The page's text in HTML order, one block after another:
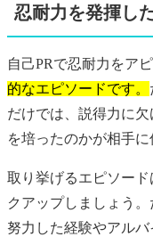
忍耐力を発揮し
自己PRで忍耐力をア
的なエピソードです。
だけでは、説得力に
を培ったのかが相手に
取り挙げるエピソード
クアップしましょう
努力した経験やアル